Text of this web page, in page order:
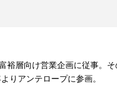
裕層向け営業企画に従事。
りアンテロープに参画。